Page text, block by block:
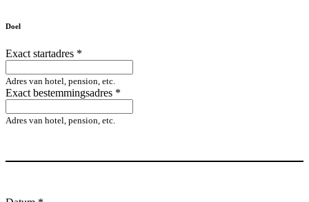
Doel
Exact startadres *
Adres van hotel, pension, etc.
Exact bestemmingsadres *
Adres van hotel, pension, etc.